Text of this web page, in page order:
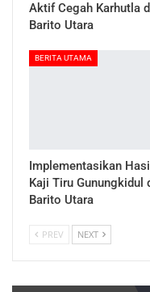
Aktif Cegah Karhutla
Barito Utara
BERITA UTAMA
Implementasikan Hasil
Kaji Tiru Gunungkidul
Barito Utara
PREV NEXT